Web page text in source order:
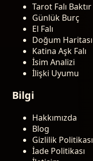
Tarot Falı Baktır
Günlük Burç
El Falı
Doğum Haritası
Katina Aşk Falı
İsim Analizi
İlişki Uyumu
Bilgi
Hakkımızda
Blog
Gizlilik Politikası
İade Politikası